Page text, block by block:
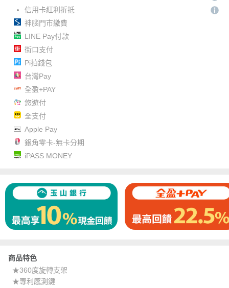
信用卡紅利折抵
神腦門市繳費
LINE Pay付款
街口支付
Pi拍錢包
台灣Pay
全盈+PAY
悠遊付
全支付
Apple Pay
銀角零卡-無卡分期
iPASS MONEY
商品特色
★360度旋轉支架
★專利感測鍵